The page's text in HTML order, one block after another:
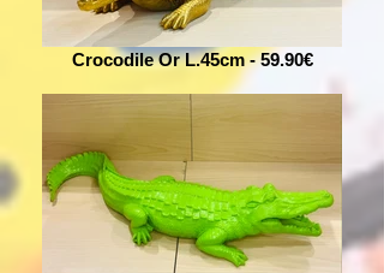
Crocodile Or L.45cm - 59.90€